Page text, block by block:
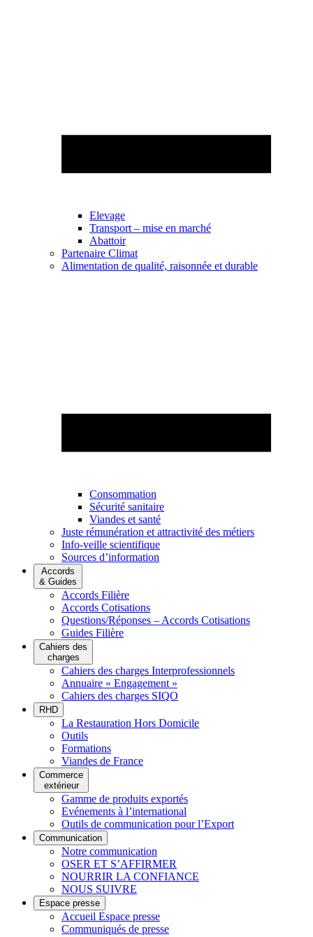
Elevage
Transport – mise en marché
Abattoir
Partenaire Climat
Alimentation de qualité, raisonnée et durable
Consommation
Sécurité sanitaire
Viandes et santé
Juste rémunération et attractivité des métiers
Info-veille scientifique
Sources d’information
Accords
& Guides
Accords Filière
Accords Cotisations
Questions/Réponses – Accords Cotisations
Guides Filière
Cahiers des
charges
Cahiers des charges Interprofessionnels
Annuaire « Engagement »
Cahiers des charges SIQO
RHD
La Restauration Hors Domicile
Outils
Formations
Viandes de France
Commerce
extérieur
Gamme de produits exportés
Evénements à l’international
Outils de communication pour l’Export
Communication
Notre communication
OSER ET S’AFFIRMER
NOURRIR LA CONFIANCE
NOUS SUIVRE
Espace presse
Accueil Espace presse
Communiqués de presse